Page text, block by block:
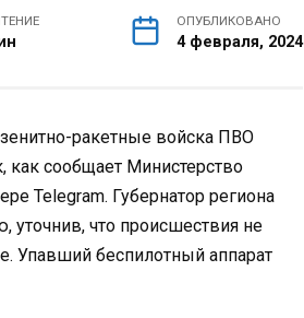
ОПУБЛИКОВАНО
4 февраля, 2024
ракетные войска ПВО
как сообщает Министерство
Telegram. Губернатор региона
что происшествия не
Упавший беспилотный аппарат